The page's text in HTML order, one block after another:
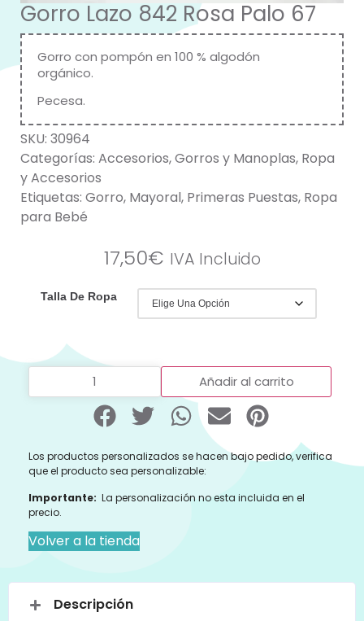
Gorro Lazo 842 Rosa Palo 67
Gorro con pompón en 100 % algodón
orgánico.
Pecesa.
SKU: 30964
Categorías: Accesorios,Gorros y Manoplas, Ropa
y Accesorios
Etiquetas: Gorro, Mayoral, Primeras Puestas, Ropa
para Bebé
17,50€ IVA Incluido
Talla De Ropa
Añadir al carrito
Los productos personalizados se hacen bajo pedido, verifica
que el producto sea personalizable:
Importante: La personalización no esta incluida en el
precio.
Volver a la tienda
Descripción